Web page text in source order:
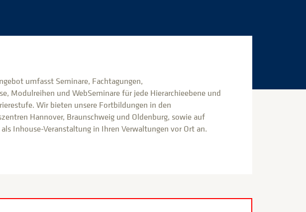
umfasst Seminare, Fachtagungen,
Modulreihen und WebSeminare für jede Hierarchieebene und
Wir bieten unsere Fortbildungen in den
Hannover, Braunschweig und Oldenburg, sowie auf
Inhouse-Veranstaltung in Ihren Verwaltungen vor Ort an.